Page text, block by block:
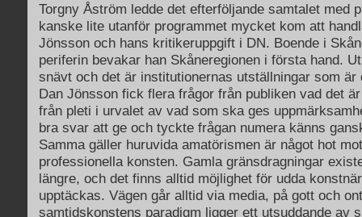
Torgny Åström ledde det efterföljande samtalet med
kanske lite utanför programmet mycket kom att
Jönsson och hans kritikeruppgift i DN. Boende i
periferin bevakar han Skåneregionen i första hand.
snävt och det är institutionernas utställningar som är
Dan Jönsson fick flera frågor från publiken vad det
från pleti i urvalet av vad som ska ges
bra svar att ge och tyckte frågan numera känns
Samma gäller huruvida amatörismen är något hot
professionella konsten. Gamla gränsdragningar
längre, och det finns alltid möjlighet för udda
upptäckas. Vägen går alltid via media, på gott och
samtidskonstens paradigm ligger ett utsuddande av